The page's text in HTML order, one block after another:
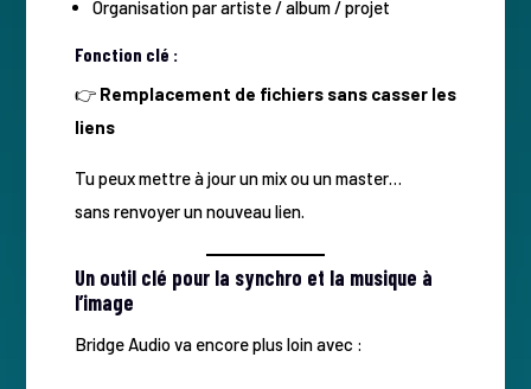
Organisation par artiste / album / projet
Fonction clé :
👉 Remplacement de fichiers sans casser les
liens
Tu peux mettre à jour un mix ou un master…
sans renvoyer un nouveau lien.
Un outil clé pour la synchro et la musique à
l’image
Bridge Audio va encore plus loin avec :